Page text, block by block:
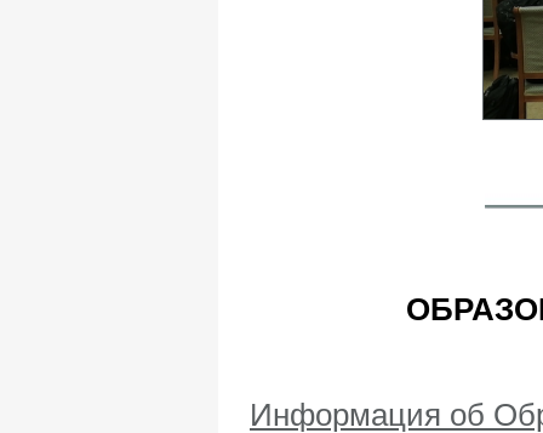
Информация об